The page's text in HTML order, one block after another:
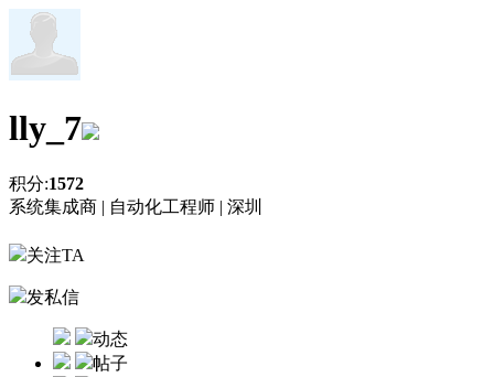
lly_7
积分:1572
系统集成商 | 自动化工程师 | 深圳
关注TA
发私信
动态
帖子